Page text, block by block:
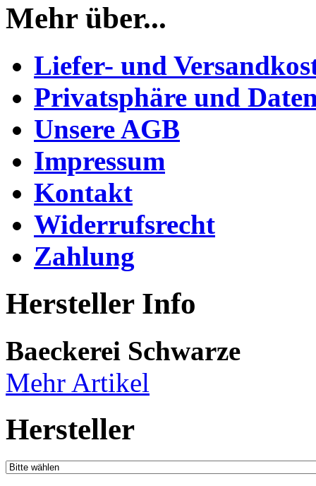
Mehr über...
Liefer- und
Privatsphäre und
Unsere AGB
Impressum
Kontakt
Widerrufsrecht
Zahlung
Hersteller Info
Baeckerei Schwarze
Mehr Artikel
Hersteller